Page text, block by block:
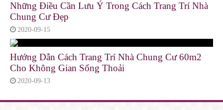
Những Điều Cần Lưu Ý Trong Cách Trang Trí Nhà
Chung Cư Đẹp
2020-09-15
Hướng Dẫn Cách Trang Trí Nhà Chung Cư 60m2
Cho Không Gian Sống Thoải
2020-09-13